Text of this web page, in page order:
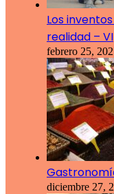
Los
realidad – VI
febrero 25,
diciembre 27,